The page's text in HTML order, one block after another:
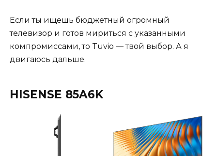
Если ты ищешь бюджетный огромный
телевизор и готов мириться с указанными
компромиссами, то Tuvio — твой выбор. А я
двигаюсь дальше.
HISENSE 85A6K